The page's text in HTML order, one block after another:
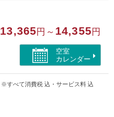
13,365 円～ 14,355 円
空室
カレンダー
※すべて消費税 込・サービス料 込